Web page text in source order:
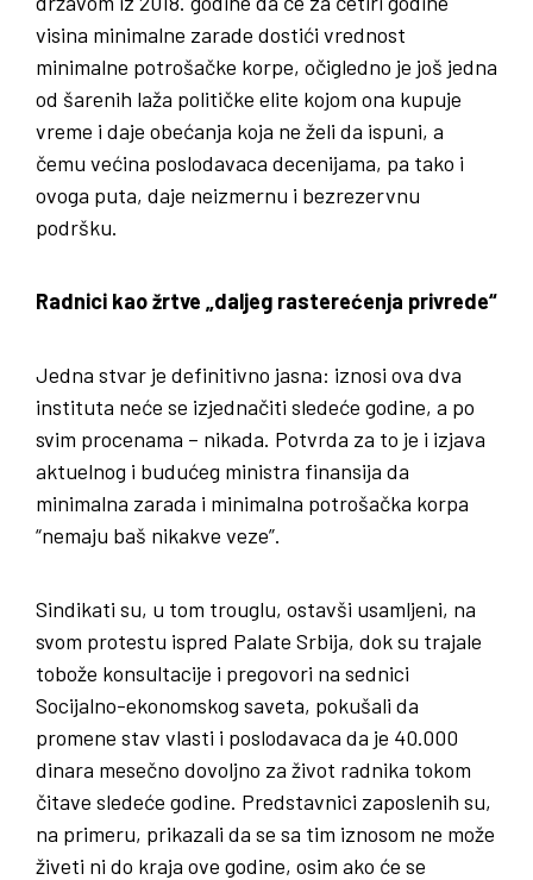
visina minimalne zarade dostići vrednost
minimalne potrošačke korpe, očigledno je još jedna
od šarenih laža političke elite kojom ona kupuje
vreme i daje obećanja koja ne želi da ispuni, a
čemu većina poslodavaca decenijama, pa tako i
ovoga puta, daje neizmernu i bezrezervnu
podršku.
Radnici kao žrtve „daljeg rasterećenja privrede“
Jedna stvar je definitivno jasna: iznosi ova dva
instituta neće se izjednačiti sledeće godine, a po
svim procenama – nikada. Potvrda za to je i izjava
aktuelnog i budućeg ministra finansija da
minimalna zarada i minimalna potrošačka korpa
“nemaju baš nikakve veze”.
Sindikati su, u tom trouglu, ostavši usamljeni, na
svom protestu ispred Palate Srbija, dok su trajale
tobože konsultacije i pregovori na sednici
Socijalno-ekonomskog saveta, pokušali da
promene stav vlasti i poslodavaca da je 40.000
dinara mesečno dovoljno za život radnika tokom
čitave sledeće godine. Predstavnici zaposlenih su,
na primeru, prikazali da se sa tim iznosom ne može
živeti ni do kraja ove godine, osim ako će se